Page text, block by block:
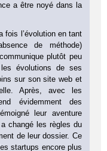
a être noyé dans la
fois l’évolution en tant
de méthode)
plutôt peu
évolutions de ses
sur son site web et
Après, avec les
évidemment des
leur aventure
changé les règles du
de leur dossier. Ce
startups encore plus